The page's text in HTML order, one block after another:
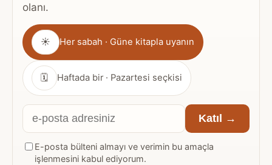
olanı.
Gönderim
sıklığı
☀ Her sabah · Güne kitapla uyanın
🗓 Haftada bir · Pazartesi seçkisi
E-
posta
adresiniz
Katıl →
E-posta bülteni almayı ve verimin bu amaçla
işlenmesini kabul ediyorum.